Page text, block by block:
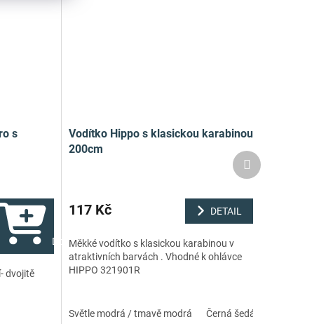
s
Do košíku
dvojitě
Vodítko Hippo s klasickou karabinou
200cm
117 Kč DETAIL
Měkké vodítko s klasickou karabinou v
atraktivních barvách . Vhodné k ohlávce
HIPPO 321901R
Světle modrá / tmavě modrá Černá šedá
Další
produkt